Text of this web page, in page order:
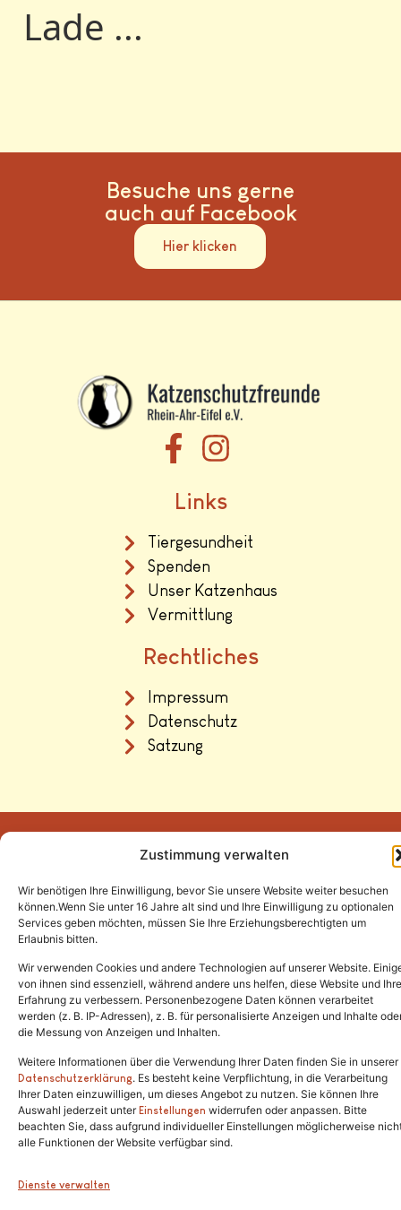
Zustimmung verwalten
Wir benötigen Ihre Einwilligung, bevor Sie unsere Website weiter besuchen
können.Wenn Sie unter 16 Jahre alt sind und Ihre Einwilligung zu optionalen
Services geben möchten, müssen Sie Ihre Erziehungsberechtigten um
Erlaubnis bitten.
Wir verwenden Cookies und andere Technologien auf unserer Website.
von ihnen sind essenziell, während andere uns helfen, diese Website und Ihre
Erfahrung zu verbessern. Personenbezogene Daten können verarbeitet
werden (z. B. IP-Adressen), z. B. für personalisierte Anzeigen und Inhalte
die Messung von Anzeigen und Inhalten.
Weitere Informationen über die Verwendung Ihrer Daten finden Sie in unserer
Datenschutzerklärung. Es besteht keine Verpflichtung, in die Verarbeitung
Ihrer Daten einzuwilligen, um dieses Angebot zu nutzen. Sie können Ihre
Auswahl jederzeit unterEinstellungen widerrufen oder anpassen. Bitte
beachten Sie, dass aufgrund individueller Einstellungen möglicherweise
alle Funktionen der Website verfügbar sind.
Dienste verwalten
Lade ...
Besuche uns gerne
auch auf Facebook
Hier klicken
Links
Tiergesundheit
Spenden
Unser Katzenhaus
Vermittlung
Rechtliches
Impressum
Datenschutz
Satzung
Copyright © 2024. Alle Rechte vorbehalten.
Tel.:(02646) 915928
info@katzenschutzfreunde.de
Im Brandenfeld 22
53426 Schalkenbach